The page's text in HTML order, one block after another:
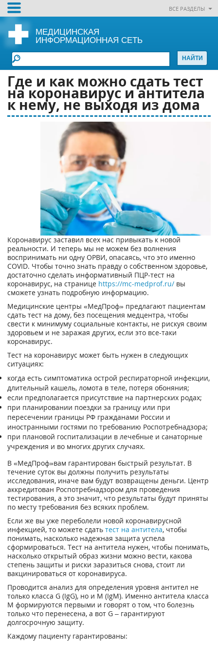
ВСЕ РАЗДЕЛЫ
МЕДИЦИНСКАЯ
ИНФОРМАЦИОННАЯ СЕТЬ
Где и как можно сдать тест
на коронавирус и антитела
к нему, не выходя из дома
Коронавирус заставил всех нас привыкать к новой
реальности. И теперь мы не можем без волнения
воспринимать ни одну ОРВИ, опасаясь, что это именно
COVID. Чтобы точно знать правду о собственном здоровье,
достаточно сделать информативный ПЦР-тест на
коронавирус, на странице https://mc-medprof.ru/ вы
сможете узнать подробную информацию.
Медицинские центры «МедПроф» предлагают пациентам
сдать тест на дому, без посещения медцентра, чтобы
свести к минимуму социальные контакты, не рискуя своим
здоровьем и не заражая других, если это все-таки
коронавирус.
Тест на коронавирус может быть нужен в следующих
ситуациях:
когда есть симптоматика острой респираторной инфекции,
длительный кашель, ломота в теле, потеря обоняния;
если предполагается присутствие на партнерских родах;
при планировании поездки за границу или при
пересечении границы РФ гражданами России и
иностранными гостями по требованию Роспотребнадзора;
при плановой госпитализации в лечебные и санаторные
учреждения и во многих других случаях.
В «МедПроф»вам гарантирован быстрый результат. В
течение суток вы должны получить результаты
исследования, иначе вам будут возвращены деньги. Центр
аккредитован Роспотребнадзором для проведения
тестирования, а это значит, что результаты будут приняты
по месту требования без всяких проблем.
Если же вы уже переболели новой коронавирусной
инфекцией, то можете сдать тест на антитела, чтобы
понимать, насколько надежная защита успела
сформироваться. Тест на антитела нужен, чтобы понимать,
насколько открытый образ жизни можно вести, какова
степень защиты и риски заразиться снова, стоит ли
вакцинироваться от коронавируса.
Проводится анализ для определения уровня антител не
только класса G (IgG), но и М (IgM). Именно антитела класса
М формируются первыми и говорят о том, что болезнь
только что перенесена, а вот G – гарантируют
долгосрочную защиту.
Каждому пациенту гарантированы: